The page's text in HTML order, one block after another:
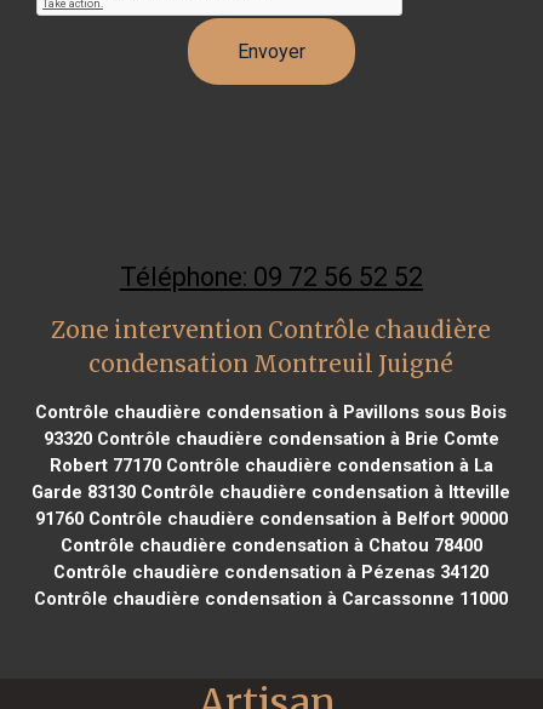
Téléphone: 09 72 56 52 52
Zone intervention Contrôle chaudière
condensation Montreuil Juigné
Contrôle chaudière condensation à Pavillons sous Bois
93320Contrôle chaudière condensation à Brie Comte
Robert 77170Contrôle chaudière condensation à La
Garde 83130 Contrôle chaudière condensation à Itteville
91760Contrôle chaudière condensation à Belfort 90000
Contrôle chaudière condensation à Chatou 78400
Contrôle chaudière condensation à Pézenas 34120
Contrôle chaudière condensation à Carcassonne 11000